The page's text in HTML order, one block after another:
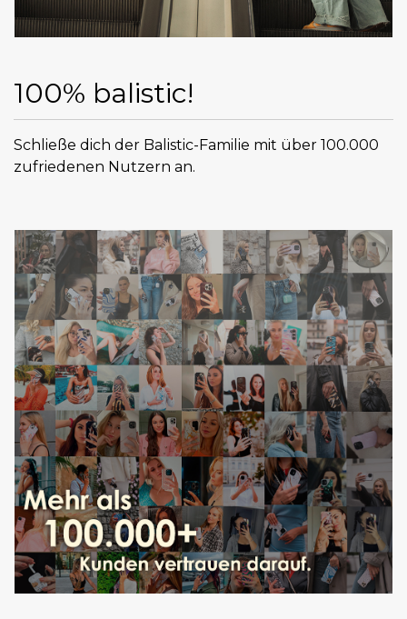
100% balistic!
Schließe dich der Balistic-Familie mit über 100.000
zufriedenen Nutzern an.